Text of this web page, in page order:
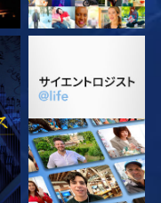
シリーズを探求